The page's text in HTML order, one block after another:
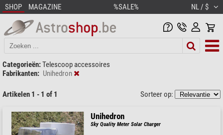
SHOP MAGAZINE %SALE% NL / $
Categorieën:Telescoop accessoires
Fabrikanten: Unihedron
Artikelen 1 - 1 of 1 Sorteer op:
Unihedron
Sky Quality Meter Solar Charger